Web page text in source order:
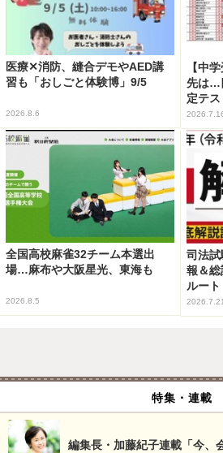
医療✕消防、縫合デモやAED講
習も「おしごと体験博」9/5
2026.8.6
【中
先は…
定テ
全国高校麻雀32チーム本選出
場…麻布や大阪星光、東海も
2026.8.5
司法
報＆
ルート
2026.7.21
特集・連載
編集長・加藤紀子連載「今、